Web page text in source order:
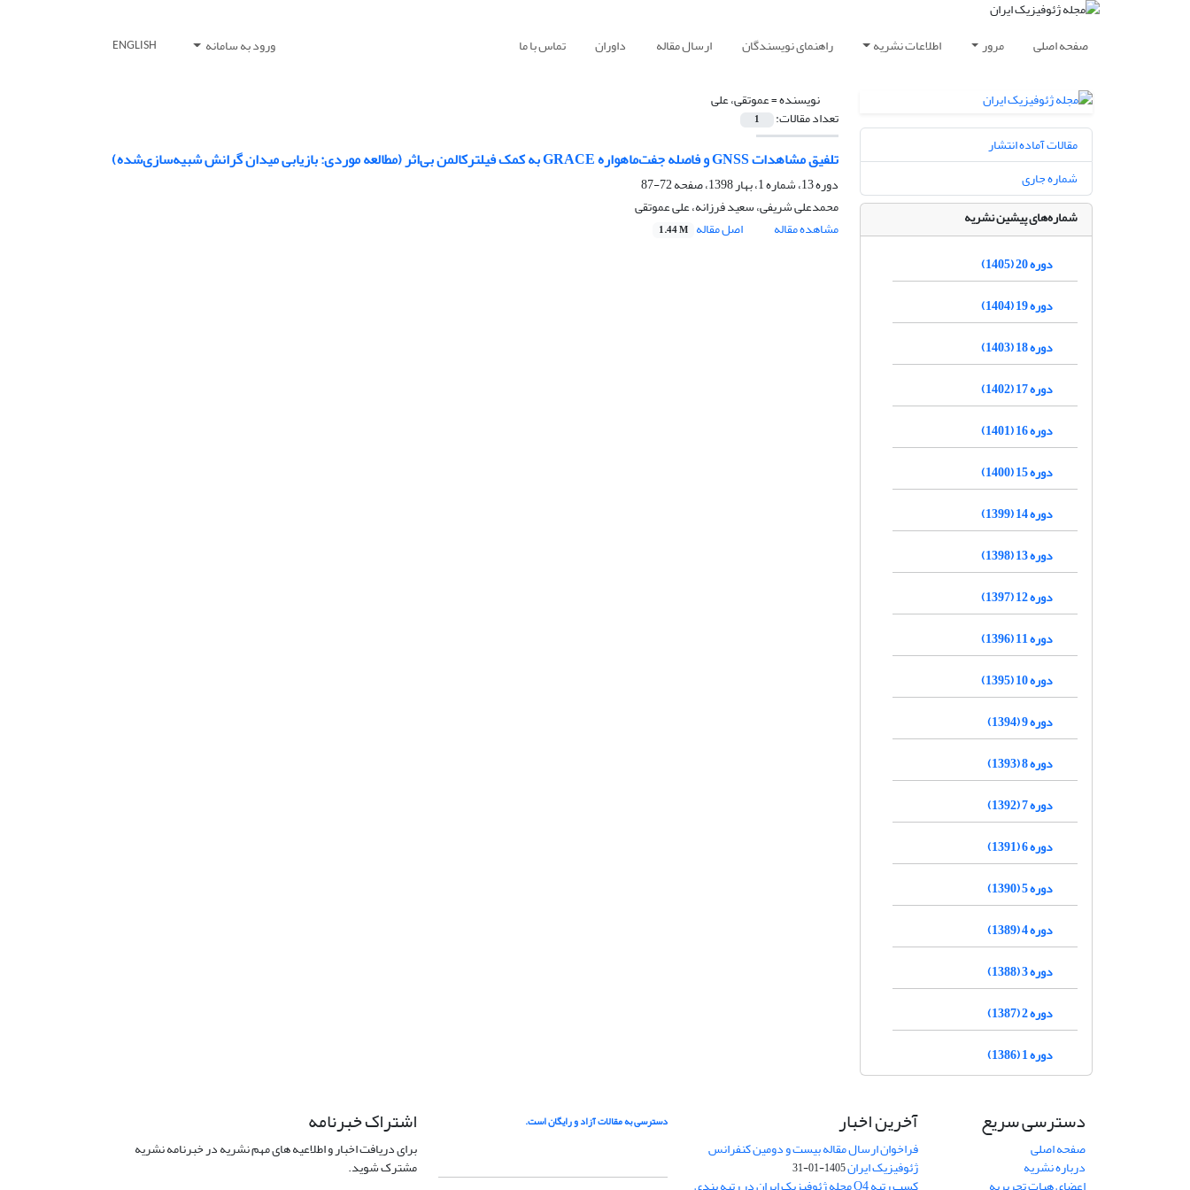
صفحه اصلی مرور اطلاعات نشریه راهنمای نویسندگان ارسال مقاله داوران تماس با ما ورود به سامانه ENGLISH
نویسنده =عموتقی، علی
تعداد مقالات: 1
تلفیق مشاهدات GNSS و فاصله جفت‌ماهواره GRACE به کمک فیلترکالمن بی‌اثر (مطالعه موردی: بازیابی میدان گرانش شبیه‌سازی‌شده)
دوره 13، شماره 1، بهار 1398، صفحه
72-87
محمدعلی شریفی، سعید فرزانه، علی عموتقی
مشاهده مقاله
اصل مقاله 1.44 M
مقالات آماده انتشار
شماره جاری
شماره‌های پیشین نشریه
دوره 20 (1405)
دوره 19 (1404)
دوره 18 (1403)
دوره 17 (1402)
دوره 16 (1401)
دوره 15 (1400)
دوره 14 (1399)
دوره 13 (1398)
دوره 12 (1397)
دوره 11 (1396)
دوره 10 (1395)
دوره 9 (1394)
دوره 8 (1393)
دوره 7 (1392)
دوره 6 (1391)
دوره 5 (1390)
دوره 4 (1389)
دوره 3 (1388)
دوره 2 (1387)
دوره 1 (1386)
دسترسی سریع
صفحه اصلی
درباره نشریه
آخرین اخبار
فراخوان ارسال مقاله بیست و دومین کنفرانس
ژئوفیزیک ایران1405-01-31
دسترسی به مقالات آزاد و رایگان است. اشتراک خبرنامه
برای دریافت اخبار و اطلاعیه های مهم نشریه در خبرنامه نشریه
مشترک شوید.